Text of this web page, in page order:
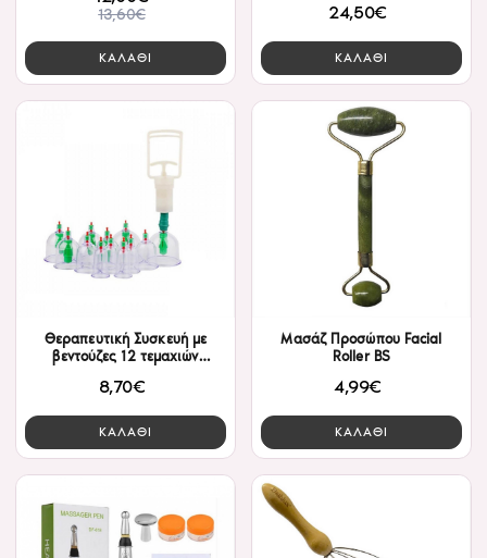
13,60€
ΚΑΛΑΘΙ
24,50€
ΚΑΛΑΘΙ
Θεραπευτική Συσκευή με
βεντούζες 12 τεμαχιών
Cupping Therapy
8,70€
ΚΑΛΑΘΙ
Μασάζ Προσώπου Facial
Roller BS
4,99€
ΚΑΛΑΘΙ